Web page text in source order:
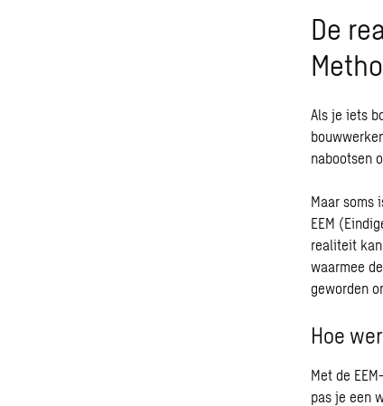
De
Als je iets
nabootsen
Maar soms
EEM
realiteit
waarmee
geworden
Hoe
Met de
pas je een